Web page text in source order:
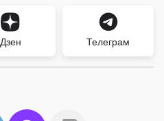
Дзен Телеграм